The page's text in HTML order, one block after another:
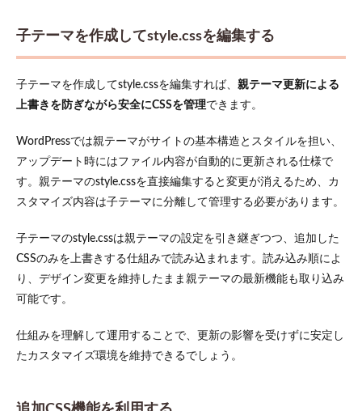
字色
整し
ラン
ド感
す
5.3
ホや
PCな
どに
レイ
アウ
子テーマを作成してstyle.cssを編集する
子テーマを作成してstyle.cssを編集すれば、 親テーマ更新による
上書きを防ぎながら安全にCSSを管理できます。
WordPressでは親テーマがサイトの基本構造とスタイルを担い、
アップデート時にはファイル内容が自動的に更新される仕様で
す。親テーマのstyle.cssを直接編集すると変更が消えるため、カ
スタマイズ内容は子テーマに分離して管理する必要があります。
子テーマのstyle.cssは親テーマの設定を引き継ぎつつ、追加した
CSSのみを上書きする仕組みで読み込まれます。読み込み順によ
り、デザイン変更を維持したまま親テーマの最新機能も取り込み
可能です。
仕組みを理解して運用することで、更新の影響を受けずに安定し
たカスタマイズ環境を維持できるでしょう。